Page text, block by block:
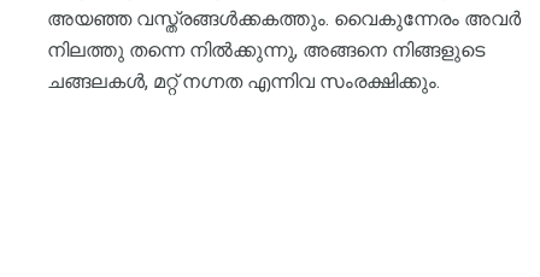
അയഞ്ഞ വസ്ത്രങ്ങൾക്കകത്തും. വൈകുന്നേരം അവർ
നിലത്തു തന്നെ നിൽക്കുന്നു, അങ്ങനെ നിങ്ങളുടെ
ചങ്ങലകൾ, മറ്റ് നഗ്നത എന്നിവ സംരക്ഷിക്കും.